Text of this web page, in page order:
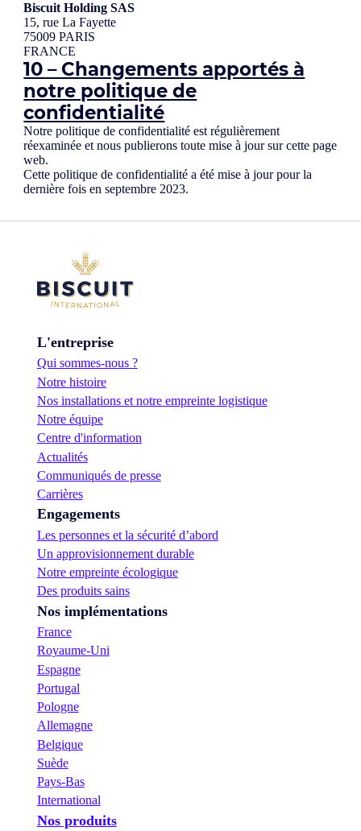
Biscuit Holding SAS
15, rue La Fayette
75009 PARIS
FRANCE
10 – Changements apportés à
notre politique de
confidentialité
Notre politique de confidentialité est régulièrement
réexaminée et nous publierons toute mise à jour sur cette page
web.
Cette politique de confidentialité a été mise à jour pour la
dernière fois en septembre 2023.
L'entreprise
Qui sommes-nous ?
Notre histoire
Nos installations et notre empreinte logistique
Notre équipe
Centre d'information
Actualités
Communiqués de presse
Carrières
Engagements
Les personnes et la sécurité d’abord
Un approvisionnement durable
Notre empreinte écologique
Des produits sains
Nos implémentations
France
Royaume-Uni
Espagne
Portugal
Pologne
Allemagne
Belgique
Suède
Pays-Bas
International
Nos produits